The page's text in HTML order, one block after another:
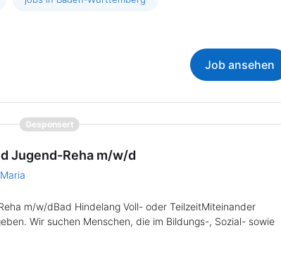
Job ansehen
Gesponsert{prompt.job}
Jugend-Reha m/w/d
m/w/dBad Hindelang Voll- oder TeilzeitMiteinander
Wir suchen Menschen, die im Bildungs-, Sozial- sowie